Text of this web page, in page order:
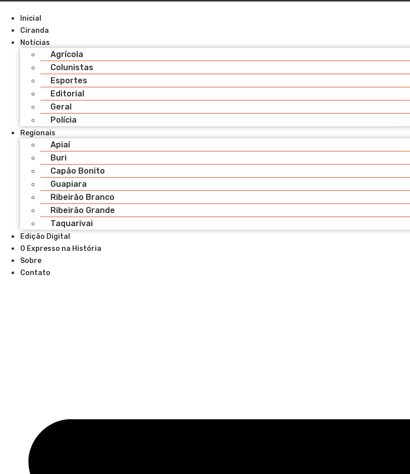
para
conteúdo
Inicial
Ciranda
Notícias
Agrícola
Colunistas
Esportes
Editorial
Geral
Polícia
Regionais
Apiaí
Buri
Capão Bonito
Guapiara
Ribeirão Branco
Ribeirão Grande
Taquarivai
Edição Digital
O Expresso na História
Sobre
Contato